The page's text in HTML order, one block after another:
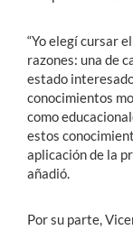
“Yo elegí cursar
razones: una de
estado
conocimientos
como
estos
aplicación de la
añadió.
Por su parte,